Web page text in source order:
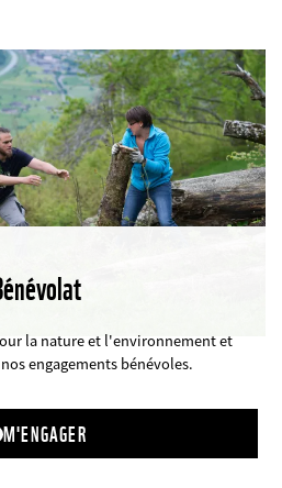
la nature et l'environnement et
engagements bénévoles.
M'ENGAGER